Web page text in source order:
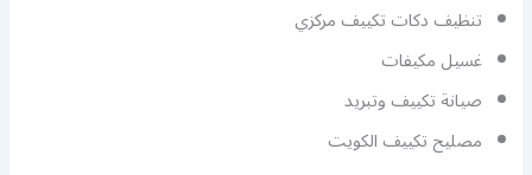
تنظيف دكات تكييف مركزي
غسيل مكيفات
صيانة تكييف وتبريد
مصليح تكييف الكويت